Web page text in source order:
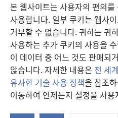
본 웹사이트는 사용자의 편의
사용합니다. 일부 쿠키는 웹사
거부할 수 없습니다. 귀하는 귀
사용하는 추가 쿠키의 사용을
이 데이터 중 어느 것도 판매되
않습니다. 자세한 내용은 전 세
유사한 기술 사용 정책을 참조
이동하여 언제든지 설정을 사